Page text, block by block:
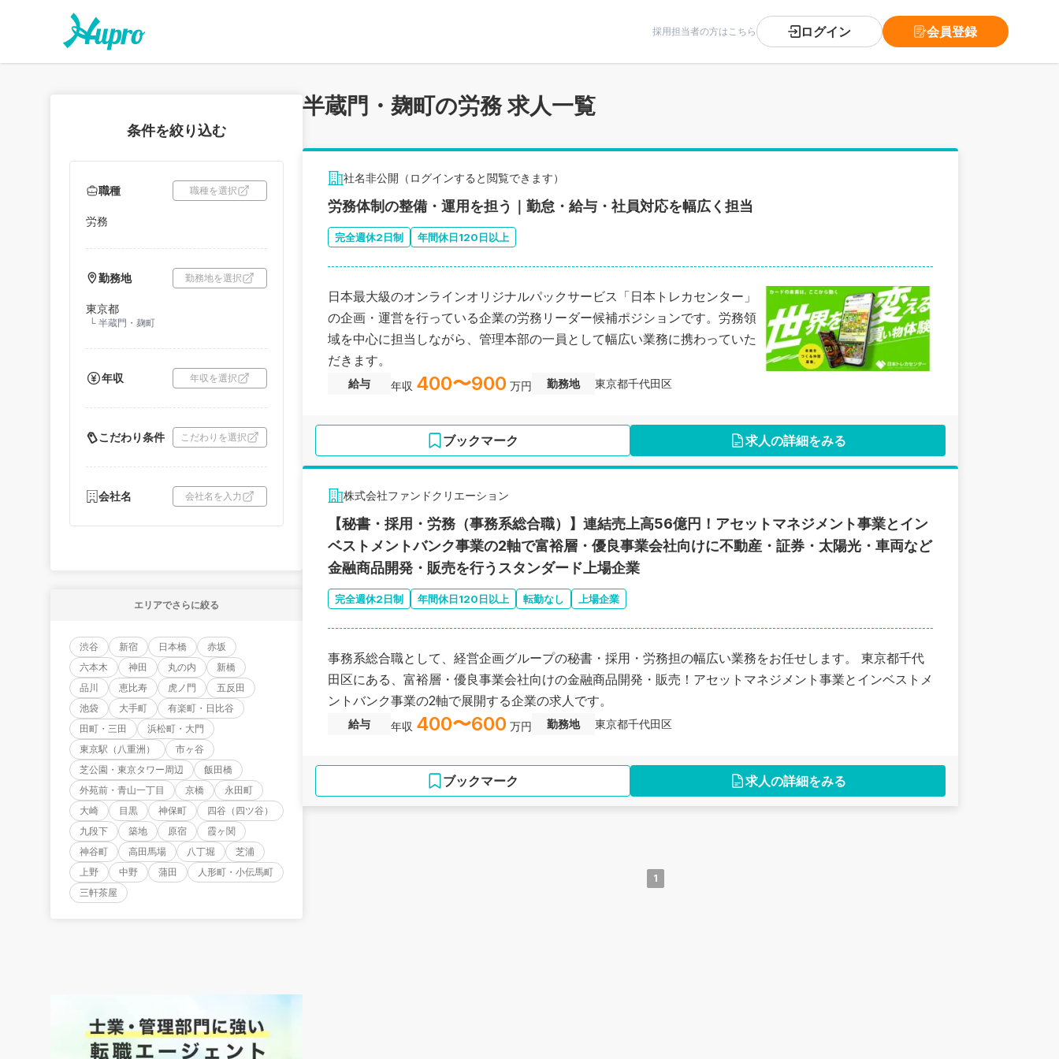
採用担当者の方はこちら ログイン 会員登録
条件を絞り込む
職種 職種を選択
労務
勤務地 勤務地を選択
東京都
└ 半蔵門・麹町
年収 年収を選択
こだわり条件 こだわりを選択
会社名 会社名を入力
エリアでさらに絞る
渋谷 新宿 日本橋
赤坂
六本木
神田 丸の内
新橋
品川
恵比寿 虎ノ門
五反田
池袋
大手町
有楽町・日比谷
田町・三田
浜松町・大門
東京駅（八重洲）
市ヶ谷
芝公園・東京タワー周辺
飯田橋
外苑前・青山一丁目
京橋
永田町
大崎
目黒 神保町
四谷（四ツ谷）
九段下
築地 原宿
霞ヶ関
神谷町
高田馬場 八丁堀
芝浦
上野
中野 蒲田
人形町・小伝馬町
三軒茶屋
半蔵門・麹町の労務 求人一覧
社名非公開（ログインすると閲覧できます）
労務体制の整備・運用を担う｜勤怠・給与・社員対応を幅広く担当
完全週休2日制 年間休日120日以上
日本最大級のオンラインオリジナルパックサービス「日本トレカセンター」
の企画・運営を行っている企業の労務リーダー候補ポジションです。労務領
域を中心に担当しながら、管理本部の一員として幅広い業務に携わっていた
だきます。
給与 年収 400〜900 万円 勤務地 東京都千代田区
ブックマーク 求人の詳細をみる
株式会社ファンドクリエーション
【秘書・採用・労務（事務系総合職）】連結売上高56億円！アセットマネジメント事業とイン
ベストメントバンク事業の2軸で富裕層・優良事業会社向けに不動産・証券・太陽光・車両など
金融商品開発・販売を行うスタンダード上場企業
完全週休2日制 年間休日120日以上 転勤なし 上場企業
事務系総合職として、経営企画グループの秘書・採用・労務担の幅広い業務をお任せします。 東京都千代
田区にある、富裕層・優良事業会社向けの金融商品開発・販売！アセットマネジメント事業とインベストメ
ントバンク事業の2軸で展開する企業の求人です。
給与 年収 400〜600 万円 勤務地 東京都千代田区
ブックマーク 求人の詳細をみる
1